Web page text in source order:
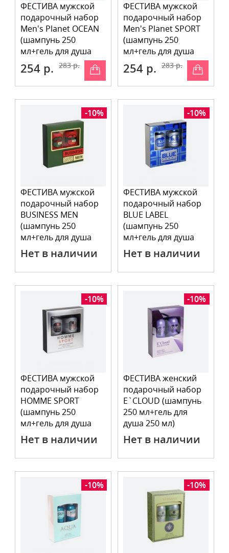
ФЕСТИВА мужской
подарочный набор
Men's Planet OCEAN
(шампунь 250
мл+гель для душа
250 мл)
254 р. 283 р.
ФЕСТИВА мужской
подарочный набор
Men's Planet SPORT
(шампунь 250
мл+гель для душа
250 мл)
254 р. 283 р.
-10%
ФЕСТИВА мужской
подарочный набор
BUSINESS MEN
(шампунь 250
мл+гель для душа
250 мл)
Нет в наличии
-10%
ФЕСТИВА мужской
подарочный набор
BLUE LABEL
(шампунь 250
мл+гель для душа
250 мл)
Нет в наличии
-10%
ФЕСТИВА мужской
подарочный набор
HOMME SPORT
(шампунь 250
мл+гель для душа
250 мл)
Нет в наличии
-10%
ФЕСТИВА женский
подарочный набор
E`CLOUD (шампунь
250 мл+гель для
душа 250 мл)
Нет в наличии
-10% -10%